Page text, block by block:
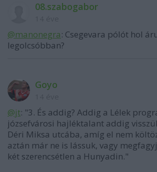
08.szabogabor
@manonegra: Csegevara pólót hol
legolcsóbban?
Goyo
@jt: "3. És addig? Addig a Lélek
józsefvárosi hajléktalant addig
Déri Miksa utcába, amíg el nem
aztán már ne is lássuk, vagy
két szerencsétlen a Hunyadin."